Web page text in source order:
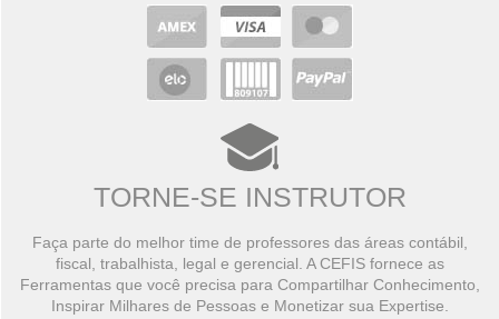
TORNE-SE INSTRUTOR
Faça parte do melhor time de professores das áreas contábil,
fiscal, trabalhista, legal e gerencial. A CEFIS fornece as
Ferramentas que você precisa para Compartilhar Conhecimento,
Inspirar Milhares de Pessoas e Monetizar sua Expertise.